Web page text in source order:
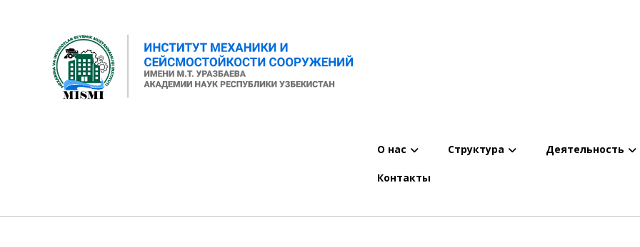
О нас Структура Деятельность
Контакты